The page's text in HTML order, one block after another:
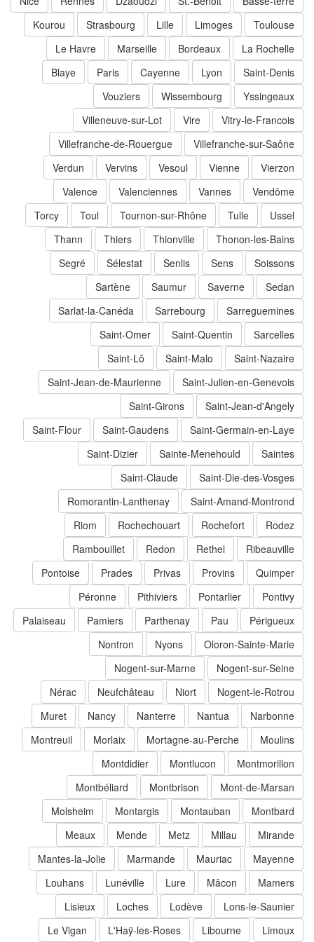
Toulouse
Limoges
Strasbourg
Kourou
La Rochelle
Bordeaux
Marseille
Le Havre
Saint-Denis
Lyon
Cayenne
Paris
Blaye
Yssingeaux
Wissembourg
Vouziers
Vitry-le-Francois
Villeneuve-sur-Lot
Villefranche-sur-Saône
Villefranche-de-Rouergue
Vierzon
Vienne
Vesoul
Vervins
Verdun
Vendôme
Vannes
Valenciennes
Valence
Ussel
Tulle
Tournon-sur-Rhône
Torcy
Thonon-les-Bains
Thionville
Thiers
Thann
Soissons
Sens
Senlis
Sélestat
Segré
Sedan
Saverne
Saumur
Sartène
Sarreguemines
Sarrebourg
Sarlat-la-Canéda
Sarcelles
Saint-Quentin
Saint-Omer
Saint-Nazaire
Saint-Malo
Saint-Lô
Saint-Julien-en-Genevois
Saint-Jean-de-Maurienne
Saint-Jean-d'Angely
Saint-Girons
Saint-Germain-en-Laye
Saint-Gaudens
Saint-Flour
Saintes
Sainte-Menehould
Saint-Dizier
Saint-Die-des-Vosges
Saint-Claude
Saint-Amand-Montrond
Romorantin-Lanthenay
Rodez
Rochefort
Rochechouart
Riom
Ribeauville
Rethel
Redon
Rambouillet
Quimper
Provins
Privas
Prades
Pontoise
Pontivy
Pontarlier
Pithiviers
Péronne
Périgueux
Parthenay
Pamiers
Palaiseau
Oloron-Sainte-Marie
Nyons
Nontron
Nogent-sur-Seine
Nogent-sur-Marne
Nogent-le-Rotrou
Niort
Neufchâteau
Nérac
Narbonne
Nantua
Nanterre
Nancy
Muret
Moulins
Mortagne-au-Perche
Morlaix
Montreuil
Montmorillon
Montlucon
Montdidier
Mont-de-Marsan
Montbrison
Montbéliard
Montbard
Montauban
Montargis
Molsheim
Mirande
Millau
Metz
Mende
Meaux
Mayenne
Mauriac
Marmande
Mantes-la-Jolie
Mamers
Mâcon
Lure
Lunéville
Louhans
Lons-le-Saunier
Lodève
Loches
Lisieux
Limoux
Libourne
L'Haÿ-les-Roses
Le Vigan